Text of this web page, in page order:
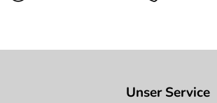
Unser Service